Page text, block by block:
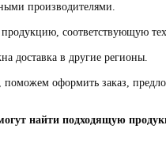
производителями.
соответствующую
доставка в другие регионы.
поможем оформить заказ,
найти подходящую